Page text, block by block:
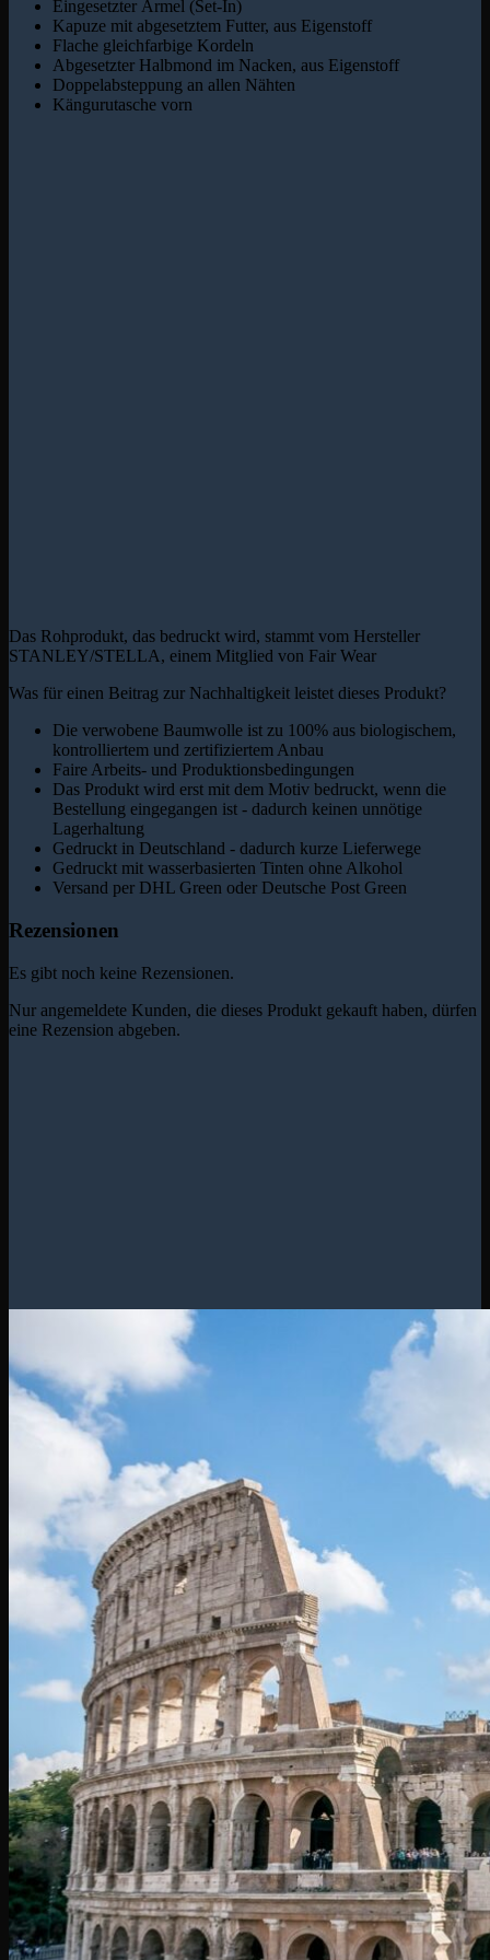
Eingesetzter Ärmel (Set-In)
Kapuze mit abgesetztem Futter, aus Eigenstoff
Flache gleichfarbige Kordeln
Abgesetzter Halbmond im Nacken, aus Eigenstoff
Doppelabsteppung an allen Nähten
Kängurutasche vorn
Das Rohprodukt, das bedruckt wird, stammt vom Hersteller
STANLEY/STELLA, einem Mitglied von Fair Wear
Was für einen Beitrag zur Nachhaltigkeit leistet dieses Produkt?
Die verwobene Baumwolle ist zu 100% aus biologischem,
kontrolliertem und zertifiziertem Anbau
Faire Arbeits- und Produktionsbedingungen
Das Produkt wird erst mit dem Motiv bedruckt, wenn die
Bestellung eingegangen ist - dadurch keinen unnötige
Lagerhaltung
Gedruckt in Deutschland - dadurch kurze Lieferwege
Gedruckt mit wasserbasierten Tinten ohne Alkohol
Versand per DHL Green oder Deutsche Post Green
Rezensionen
Es gibt noch keine Rezensionen.
Nur angemeldete Kunden, die dieses Produkt gekauft haben, dürfen
eine Rezension abgeben.